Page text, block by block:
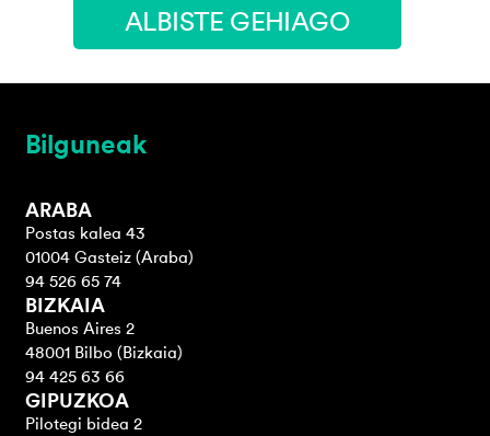
ALBISTE GEHIAGO
Bilguneak
ARABA
Postas kalea 43
01004 Gasteiz (Araba)
94 526 65 74
BIZKAIA
Buenos Aires 2
48001 Bilbo (Bizkaia)
94 425 63 66
GIPUZKOA
Pilotegi bidea 2